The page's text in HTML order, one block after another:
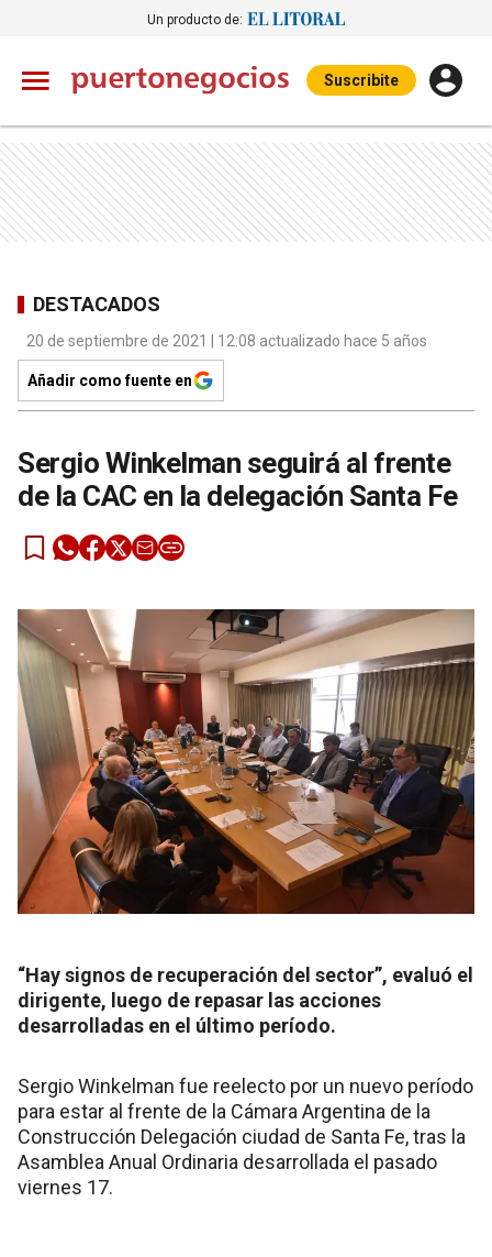
Un producto de:
Suscribite
DESTACADOS
20 de septiembre de 2021 | 12:08 actualizado hace 5 años
Añadir como fuente en
Sergio Winkelman seguirá al frente
de la CAC en la delegación Santa Fe
“Hay signos de recuperación del sector”, evaluó el
dirigente, luego de repasar las acciones
desarrolladas en el último período.
Sergio Winkelman fue reelecto por un nuevo período
para estar al frente de la Cámara Argentina de la
Construcción Delegación ciudad de Santa Fe, tras la
Asamblea Anual Ordinaria desarrollada el pasado
viernes 17.